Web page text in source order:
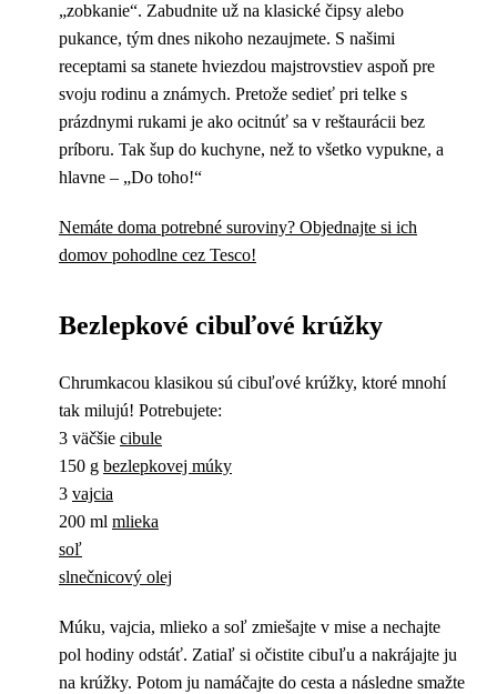
„zobkanie“. Zabudnite už na klasické čipsy alebo
pukance, tým dnes nikoho nezaujmete. S našimi
receptami sa stanete hviezdou majstrovstiev aspoň pre
svoju rodinu a známych. Pretože sedieť pri telke s
prázdnymi rukami je ako ocitnúť sa v reštaurácii bez
príboru. Tak šup do kuchyne, než to všetko vypukne, a
hlavne – „Do toho!“
Nemáte doma potrebné suroviny? Objednajte si ich
domov pohodlne cez Tesco!
Bezlepkové cibuľové krúžky
Chrumkacou klasikou sú cibuľové krúžky, ktoré mnohí
tak milujú! Potrebujete:
3 väčšie cibule
150 g bezlepkovej múky
3 vajcia
200 ml mlieka
soľ
slnečnicový olej
Múku, vajcia, mlieko a soľ zmiešajte v mise a nechajte
pol hodiny odstáť. Zatiaľ si očistite cibuľu a nakrájajte ju
na krúžky. Potom ju namáčajte do cesta a následne smažte